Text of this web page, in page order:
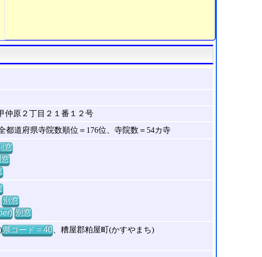
仲原２丁目２１番１２号
道府県寺院数順位＝176位、寺院数＝54カ寺
窓
別窓
別窓
県コード = 40、糟屋郡粕屋町(かすやまち)